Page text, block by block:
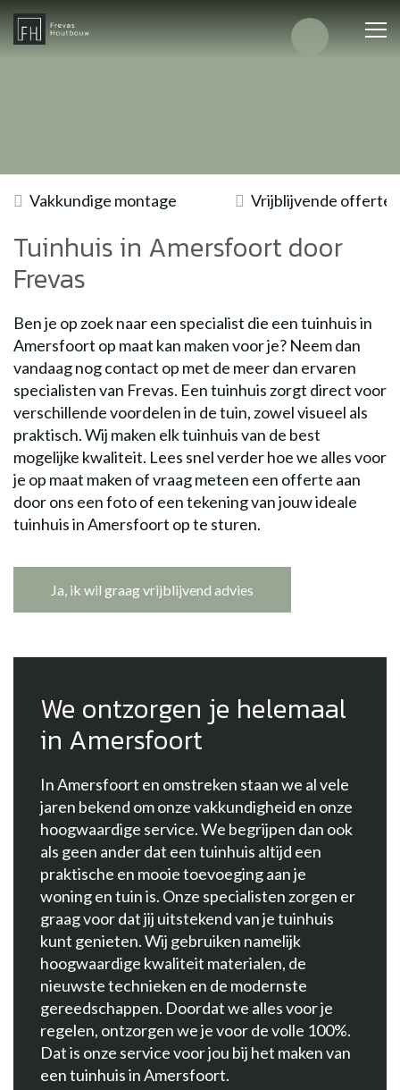
Vakkundige montage Vrijblijvende offerte
Tuinhuis in Amersfoort door
Frevas
Ben je op zoek naar een specialist die een tuinhuis in
Amersfoort op maat kan maken voor je? Neem dan
vandaag nog contact op met de meer dan ervaren
specialisten van Frevas. Een tuinhuis zorgt direct voor
verschillende voordelen in de tuin, zowel visueel als
praktisch. Wij maken elk tuinhuis van de best
mogelijke kwaliteit. Lees snel verder hoe we alles voor
je op maat maken of vraag meteen een offerte aan
door ons een foto of een tekening van jouw ideale
tuinhuis in Amersfoort op te sturen.
Ja, ik wil graag vrijblijvend advies
We ontzorgen je helemaal
in Amersfoort
In Amersfoort en omstreken staan we al vele
jaren bekend om onze vakkundigheid en onze
hoogwaardige service. We begrijpen dan ook
als geen ander dat een tuinhuis altijd een
praktische en mooie toevoeging aan je
woning en tuin is. Onze specialisten zorgen er
graag voor dat jij uitstekend van je tuinhuis
kunt genieten. Wij gebruiken namelijk
hoogwaardige kwaliteit materialen, de
nieuwste technieken en de modernste
gereedschappen. Doordat we alles voor je
regelen, ontzorgen we je voor de volle 100%.
Dat is onze service voor jou bij het maken van
een tuinhuis in Amersfoort.